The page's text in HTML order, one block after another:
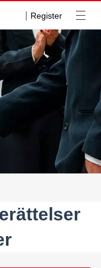
Register